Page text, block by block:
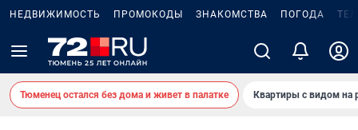
НЕДВИЖИМОСТЬ ПРОМОКОДЫ ЗНАКОМСТВА ПОГОДА
Тюменец остался без дома и живет в палатке Квартиры с видом на